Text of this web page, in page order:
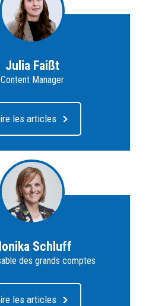
Julia Faißt
Content Manager
les articles
Schluff
des grands comptes
les articles